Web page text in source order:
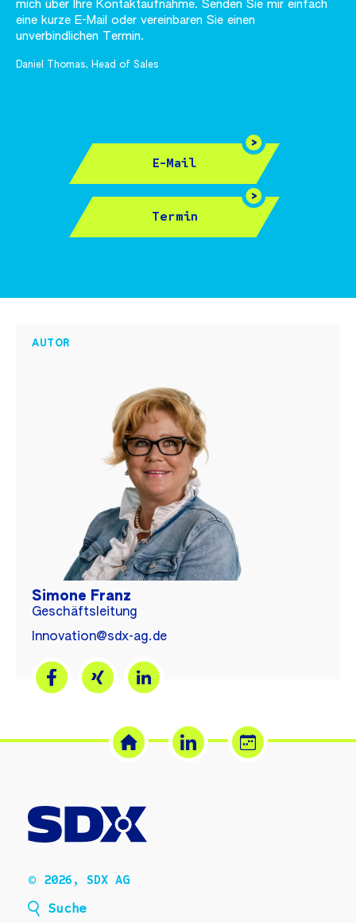
mich über Ihre Kontaktaufnahme. Senden Sie mir einfach
eine kurze E-Mail oder vereinbaren Sie einen
unverbindlichen Termin.
Daniel Thomas, Head of Sales
E-Mail
Termin
AUTOR
Simone Franz
Geschäftsleitung
Innovation@sdx-ag.de
Suche
© 2026, SDX AG